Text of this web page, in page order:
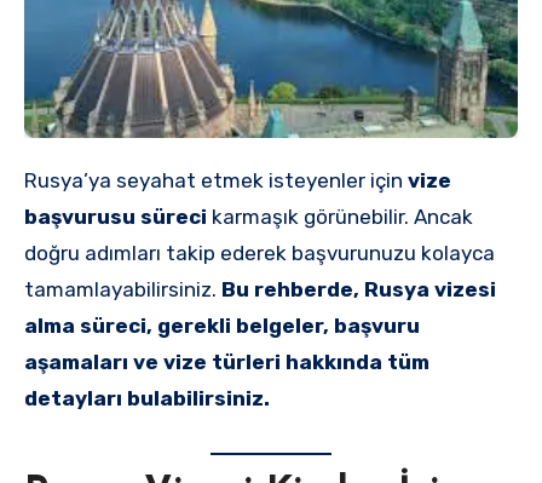
Rusya’ya seyahat etmek isteyenler için vize
başvurusu süreci karmaşık görünebilir. Ancak
doğru adımları takip ederek başvurunuzu kolayca
tamamlayabilirsiniz. Bu rehberde, Rusya vizesi
alma süreci, gerekli belgeler, başvuru
aşamaları ve vize türleri hakkında tüm
detayları bulabilirsiniz.